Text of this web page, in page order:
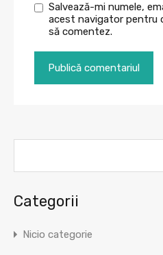
Salvează-mi numele,
acest navigator pentru
să comentez.
Categorii
Nicio categorie